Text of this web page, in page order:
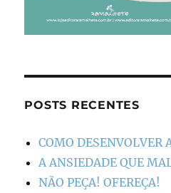
POSTS RECENTES
COMO DESENVOLVER
A ANSIEDADE QUE
NÃO PEÇA! OFEREÇA!